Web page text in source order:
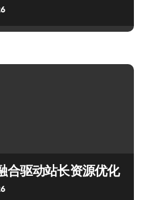
合驱动站长资源优化